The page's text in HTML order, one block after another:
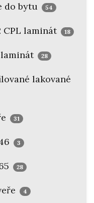
do bytu 54
CPL laminát 18
28
lakované
31
3
28
4